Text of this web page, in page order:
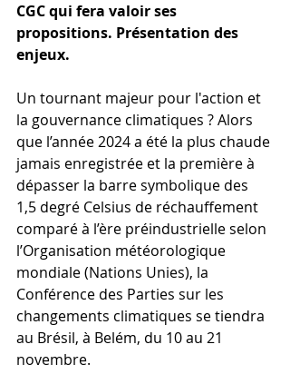
CGC qui fera valoir ses
propositions. Présentation des
enjeux.
Un tournant majeur pour l'action et
la gouvernance climatiques ? Alors
que l’année 2024 a été la plus chaude
jamais enregistrée et la première à
dépasser la barre symbolique des
1,5 degré Celsius de réchauffement
comparé à l’ère préindustrielle selon
l’Organisation météorologique
mondiale (Nations Unies), la
Conférence des Parties sur les
changements climatiques se tiendra
au Brésil, à Belém, du 10 au 21
novembre.